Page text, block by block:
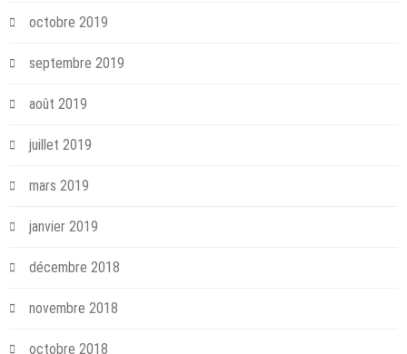
octobre 2019
septembre 2019
août 2019
juillet 2019
mars 2019
janvier 2019
décembre 2018
novembre 2018
octobre 2018